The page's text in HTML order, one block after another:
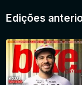
Edições